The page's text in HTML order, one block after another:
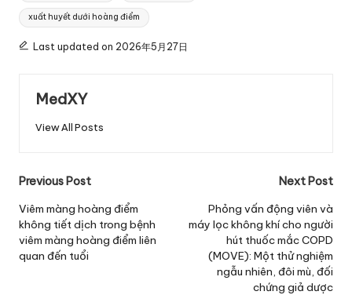
xuất huyết dưới hoàng điểm
Last updated on 2026年5月27日
MedXY
View All Posts
Post
navigation
Previous Post
Viêm màng hoàng điểm
không tiết dịch trong bệnh
viêm màng hoàng điểm liên
quan đến tuổi
Next Post
Phỏng vấn động viên và
máy lọc không khí cho người
hút thuốc mắc COPD
(MOVE): Một thử nghiệm
ngẫu nhiên, đôi mù, đối
chứng giả dược